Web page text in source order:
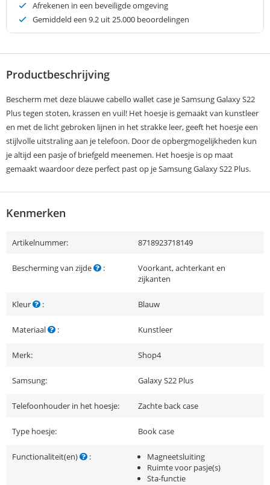
Afrekenen in een beveiligde omgeving
Gemiddeld een 9.2 uit 25.000 beoordelingen
Productbeschrijving
Bescherm met deze blauwe cabello wallet case je Samsung Galaxy S22
Plus tegen stoten, krassen en vuil! Het hoesje is gemaakt van kunstleer
en met de licht gebroken lijnen in het strakke leer, geeft het hoesje een
stijlvolle uitstraling aan je telefoon. Door de opbergmogelijkheden kun
je altijd een pasje of briefgeld meenemen. Het hoesje is op maat
gemaakt waardoor deze perfect past op je Samsung Galaxy S22 Plus.
Kenmerken
Artikelnummer: 8718923718149
Bescherming van zijde :
Voorkant, achterkant en
zijkanten
Kleur : Blauw
Materiaal : Kunstleer
Merk: Shop4
Samsung: Galaxy S22 Plus
Telefoonhouder in het hoesje: Zachte back case
Type hoesje: Book case
Functionaliteit(en) :
Magneetsluiting
Ruimte voor pasje(s)
Sta-functie